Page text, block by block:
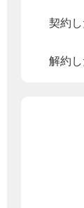
契約
解約